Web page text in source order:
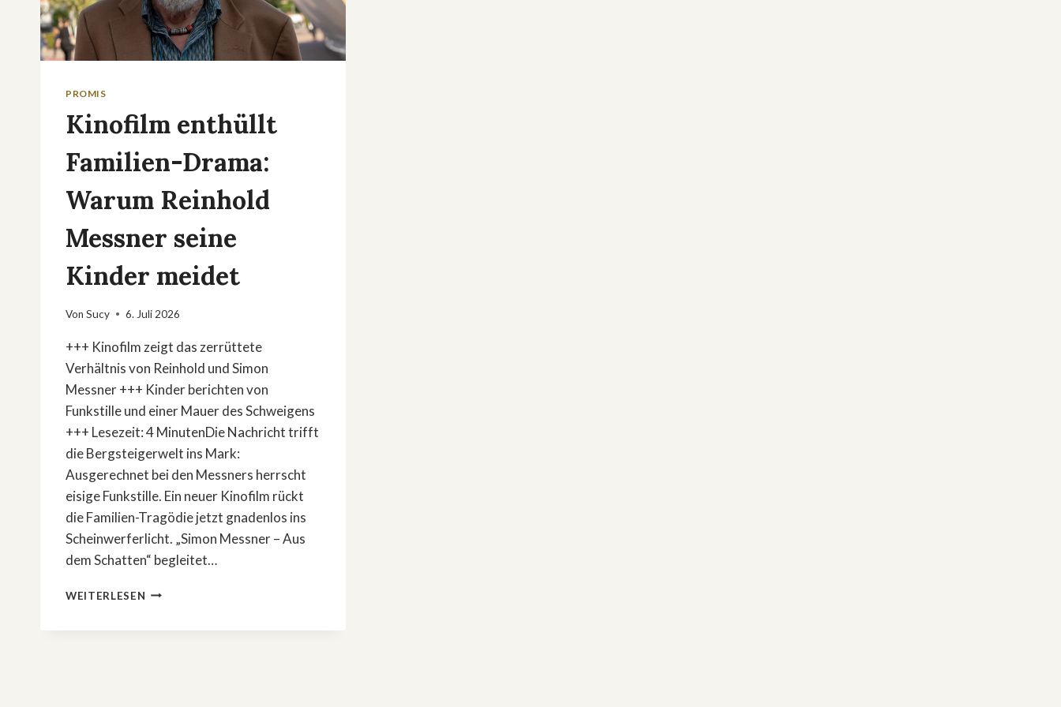
PROMIS
Kinofilm enthüllt
Familien-Drama:
Warum Reinhold
Messner seine
Kinder meidet
Von Sucy 6. Juli 2026
+++ Kinofilm zeigt das zerrüttete
Verhältnis von Reinhold und Simon
Messner +++ Kinder berichten von
Funkstille und einer Mauer des Schweigens
+++ Lesezeit: 4 MinutenDie Nachricht trifft
die Bergsteigerwelt ins Mark:
Ausgerechnet bei den Messners herrscht
eisige Funkstille. Ein neuer Kinofilm rückt
die Familien-Tragödie jetzt gnadenlos ins
Scheinwerferlicht. „Simon Messner – Aus
dem Schatten“ begleitet…
WEITERLESEN KINOFILM